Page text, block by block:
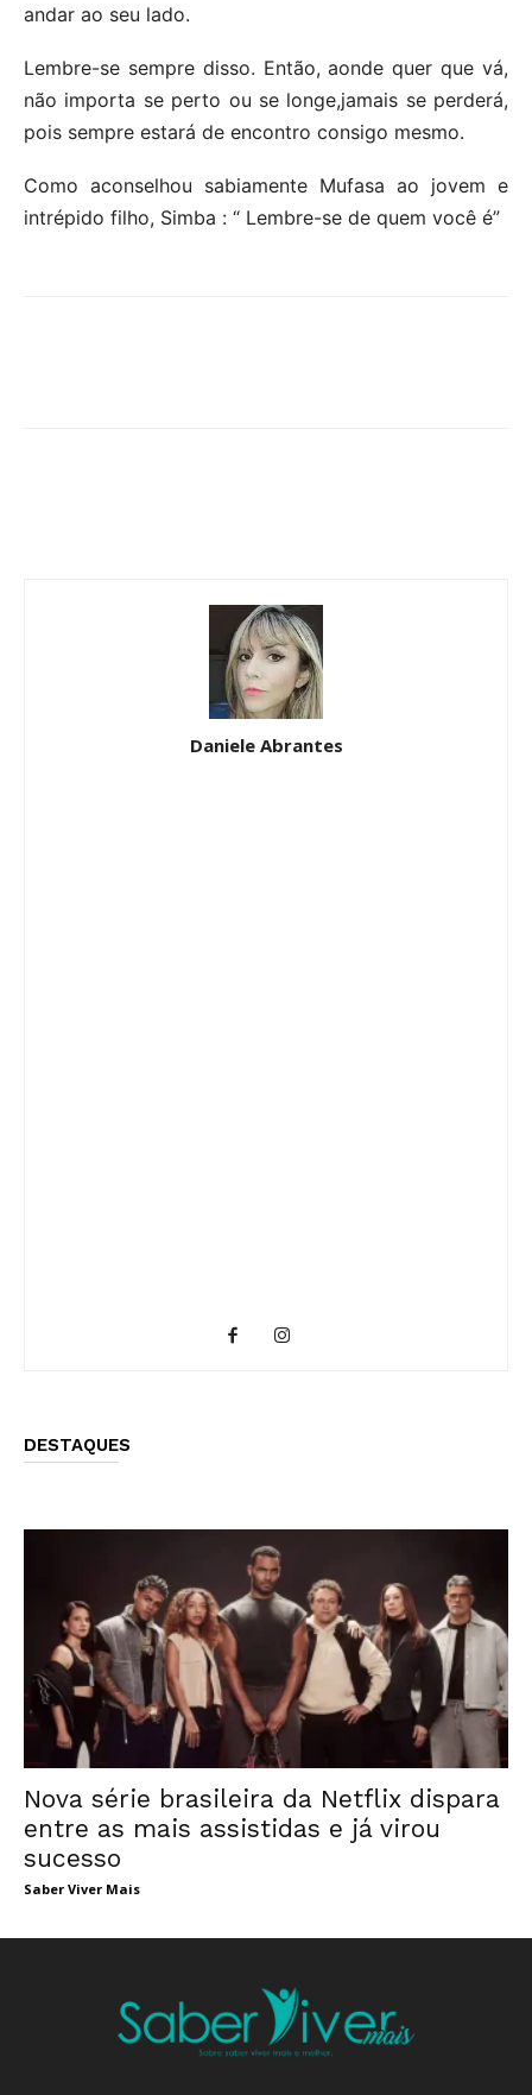
andar ao seu lado.
Lembre-se sempre disso. Então, aonde quer que vá,
não importa se perto ou se longe,jamais se perderá,
pois sempre estará de encontro consigo mesmo.
Como aconselhou sabiamente Mufasa ao jovem e
intrépido filho, Simba : “ Lembre-se de quem você é”
Daniele Abrantes
DESTAQUES
Nova série brasileira da Netflix dispara
entre as mais assistidas e já virou
sucesso
Saber Viver Mais